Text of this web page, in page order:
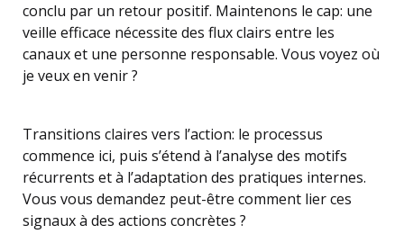
conclu par un retour positif. Maintenons le cap: une
veille efficace nécessite des flux clairs entre les
canaux et une personne responsable. Vous voyez où
je veux en venir ?
Transitions claires vers l’action: le processus
commence ici, puis s’étend à l’analyse des motifs
récurrents et à l’adaptation des pratiques internes.
Vous vous demandez peut-être comment lier ces
signaux à des actions concrètes ?